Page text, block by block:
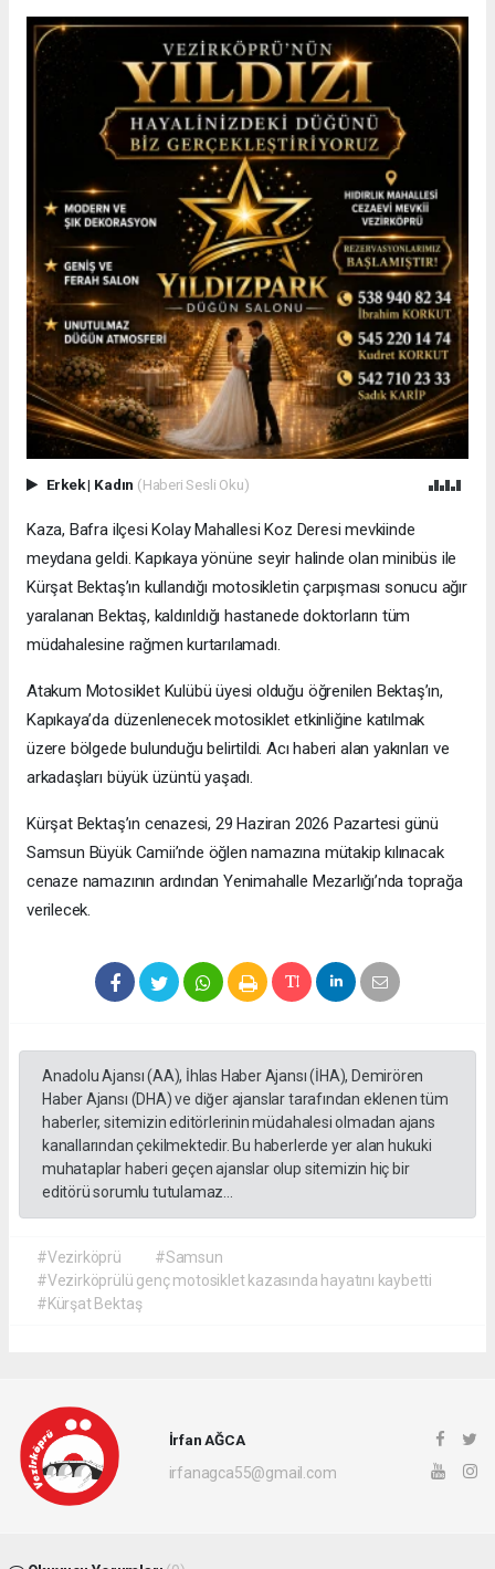
Erkek| Kadın (Haberi Sesli Oku)
Kaza, Bafra ilçesi Kolay Mahallesi Koz Deresi mevkiinde
meydana geldi. Kapıkaya yönüne seyir halinde olan minibüs ile
Kürşat Bektaş’ın kullandığı motosikletin çarpışması sonucu ağır
yaralanan Bektaş, kaldırıldığı hastanede doktorların tüm
müdahalesine rağmen kurtarılamadı.
Atakum Motosiklet Kulübü üyesi olduğu öğrenilen Bektaş’ın,
Kapıkaya’da düzenlenecek motosiklet etkinliğine katılmak
üzere bölgede bulunduğu belirtildi. Acı haberi alan yakınları ve
arkadaşları büyük üzüntü yaşadı.
Kürşat Bektaş’ın cenazesi, 29 Haziran 2026 Pazartesi günü
Samsun Büyük Camii’nde öğlen namazına mütakip kılınacak
cenaze namazının ardından Yenimahalle Mezarlığı’nda toprağa
verilecek.
Anadolu Ajansı (AA), İhlas Haber Ajansı (İHA), Demirören
Haber Ajansı (DHA) ve diğer ajanslar tarafından eklenen tüm
haberler, sitemizin editörlerinin müdahalesi olmadan ajans
kanallarından çekilmektedir. Bu haberlerde yer alan hukuki
muhataplar haberi geçen ajanslar olup sitemizin hiç bir
editörü sorumlu tutulamaz...
#Vezirköprü
#Samsun
#Vezirköprülü genç motosiklet kazasında hayatını kaybetti
#Kürşat Bektaş
İrfan AĞCA
irfanagca55@gmail.com